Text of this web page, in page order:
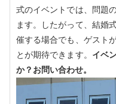
式のイベントでは、問題
ます。したがって、結婚
催する場合でも、ゲスト
とが期待できます。 イベ
か？お問い合わせ。